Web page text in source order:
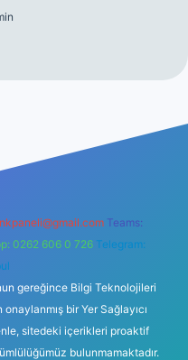
Teams:
0262 606 0 726 Telegram:
gereğince Bilgi Teknolojileri
bir Yer Sağlayıcı
sitedeki içerikleri proaktif
bulunmamaktadır.